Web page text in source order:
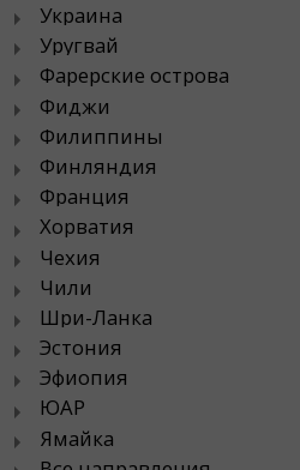
Украина
Уругвай
Фарерские острова
Фиджи
Филиппины
Финляндия
Франция
Хорватия
Чехия
Чили
Шри-Ланка
Эстония
Эфиопия
ЮАР
Ямайка